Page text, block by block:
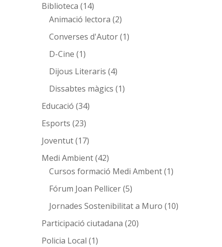
Biblioteca (14)
Animació lectora (2)
Converses d'Autor(1)
D-Cine (1)
Dijous Literaris (4)
Dissabtes màgics (1)
Educació (34)
Esports (23)
Joventut(17)
Medi Ambient(42)
Cursos formació Medi Ambent(1)
Fórum Joan Pellicer(5)
Jornades Sostenibilitat a Muro (10)
Participació ciutadana (20)
Policia Local (1)